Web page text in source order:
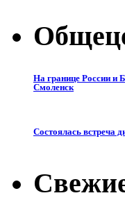
На границе России и
Смоленск
Состоялась встреча